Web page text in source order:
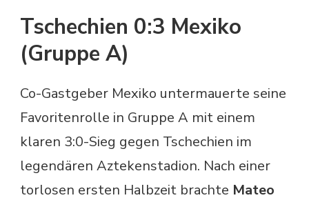
Tschechien 0:3 Mexiko
(Gruppe A)
Co-Gastgeber Mexiko untermauerte seine
Favoritenrolle in Gruppe A mit einem
klaren 3:0-Sieg gegen Tschechien im
legendären Aztekenstadion. Nach einer
torlosen ersten Halbzeit brachte Mateo